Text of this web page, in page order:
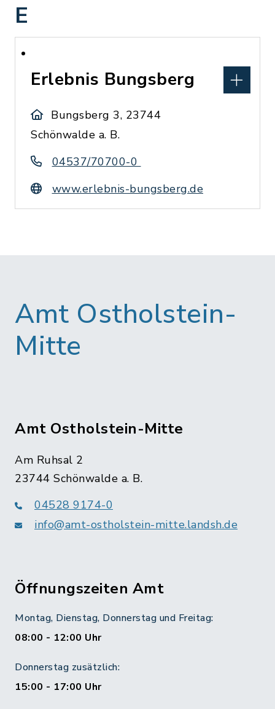
E
Erlebnis Bungsberg
Bungsberg 3, 23744
Schönwalde a. B.
04537/70700-0
www.erlebnis-bungsberg.de
Amt Ostholstein-
Mitte
Amt Ostholstein-Mitte
Am Ruhsal 2
23744 Schönwalde a. B.
04528 9174-0
info@amt-ostholstein-mitte.landsh.de
Öffnungszeiten Amt
Montag, Dienstag, Donnerstag und Freitag:
08:00 - 12:00 Uhr
Donnerstag zusätzlich:
15:00 - 17:00 Uhr